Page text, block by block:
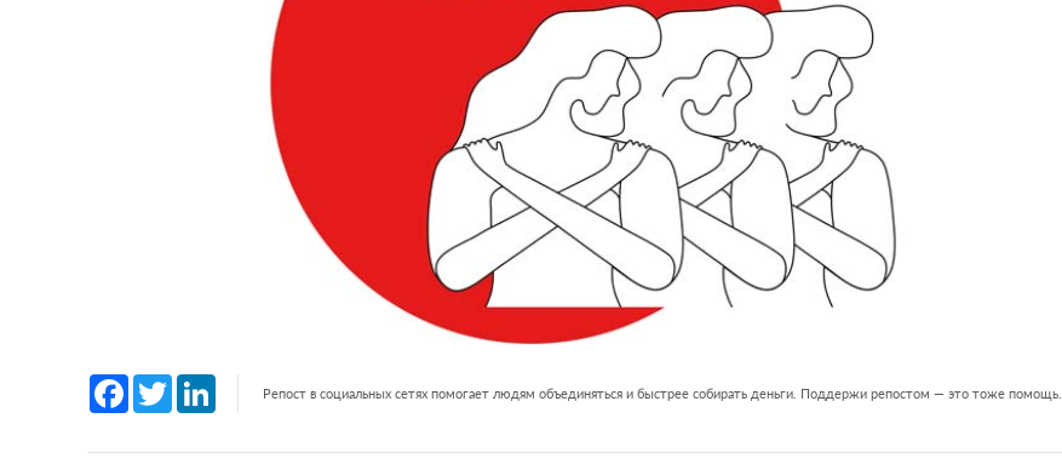
Facebook
Twitter LinkedInРепост в социальных сетях помогает людям объединяться и быстрее собирать деньги. Поддержи репостом — это тоже помощь.